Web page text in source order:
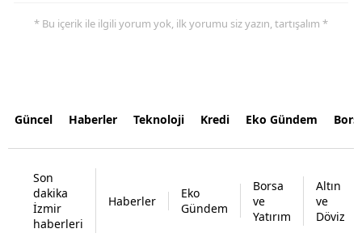
* Bu içerik ile ilgili yorum yok, ilk yorumu siz yazın, tartışalım *
Güncel Haberler Teknoloji Kredi Eko Gündem
Son
dakika
İzmir
haberleri
Haberler
Eko
Gündem
Borsa
ve
Yatırım
Altın
ve
Döviz